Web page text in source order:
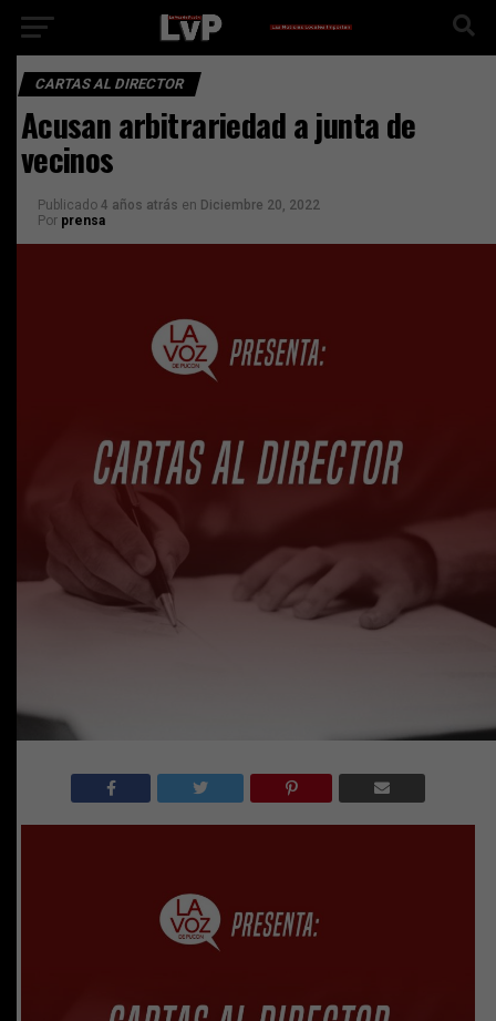
CARTAS AL DIRECTOR
Acusan arbitrariedad a junta de
vecinos
Publicado 4 años atrás en Diciembre 20, 2022
Por prensa